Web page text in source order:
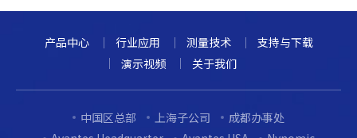
产品中心 行业应用 测量技术
支持与下载
演示视频
关于我们
中国区总部 上海子公司
成都办事处